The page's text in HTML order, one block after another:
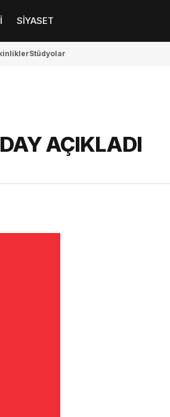
SİYASET
Stüdyolar
AÇIKLADI